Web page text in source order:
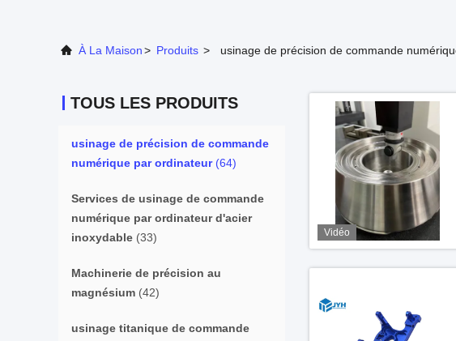
À La Maison> Produits > usinage de précision de commande
TOUS LES PRODUITS
usinage de précision de commande
numérique par ordinateur(64)
Services de usinage de commande
numérique par ordinateur d'acier
inoxydable (33)
Machinerie de précision au
magnésium (42)
usinage titanique de commande
Vidéo